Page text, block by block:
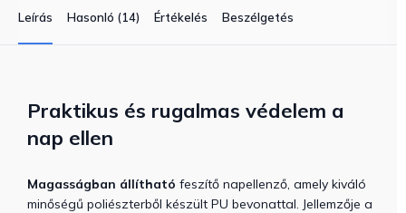
Leírás Hasonló (14) Értékelés Beszélgetés
Praktikus és rugalmas védelem a
nap ellen
Magasságban állítható feszítő napellenző, amely kiváló
minőségű poliészterből készült PU bevonattal. Jellemzője a